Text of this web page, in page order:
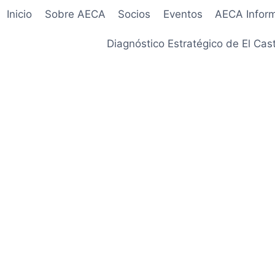
Inicio Sobre AECA Socios Eventos AECA
Diagnóstico Estratégico de El